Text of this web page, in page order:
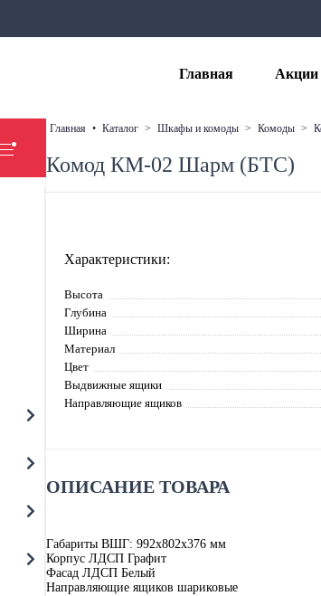
Главная Акции
главная • каталог > шкафы и комоды > комоды >
Комод КМ-02 Шарм (БТС)
Характеристики:
Высота
Глубина
Ширина
Материал
Цвет
Выдвижные ящики
Направляющие ящиков
ОПИСАНИЕ ТОВАРА
Габариты ВШГ: 992х802х376 мм
Корпус ЛДСП Графит
Фасад ЛДСП Белый
Направляющие ящиков шариковые